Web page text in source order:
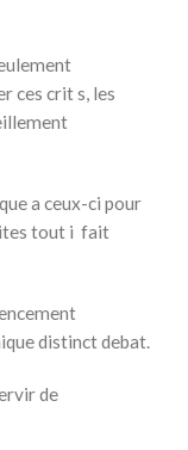
ces crit s, les
a ceux-ci pour
tout i fait
distinct debat.
de